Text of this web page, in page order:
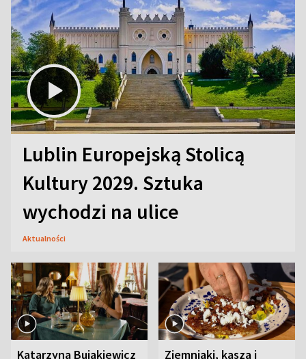
Lublin Europejską Stolicą
Kultury 2029. Sztuka
wychodzi na ulice
Aktualności
Katarzyna Bujakiewicz Ziemniaki, kasza i